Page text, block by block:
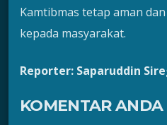
Kamtibmas tetap aman
kepada masyarakat.
Reporter: Saparuddin
KOMENTAR ANDA